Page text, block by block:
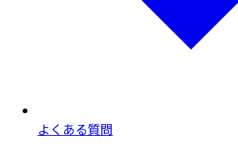
よくある質問